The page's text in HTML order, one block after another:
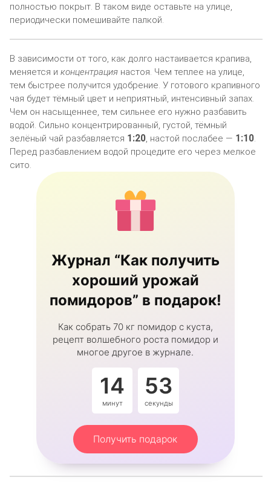
полностью покрыт. В таком виде оставьте на улице,
периодически помешивайте палкой.
В зависимости от того, как долго настаивается крапива,
меняется и концентрация настоя. Чем теплее на улице,
тем быстрее получится удобрение. У готового крапивного
чая будет тёмный цвет и неприятный, интенсивный запах.
Чем он насыщеннее, тем сильнее его нужно разбавить
водой. Сильно концентрированный, густой, тёмный
зелёный чай разбавляется 1:20 , настой послабее — 1:10
Перед разбавлением водой процедите его через мелкое
сито.
Журнал “Как получить
хороший урожай
помидоров” в подарок!
Как собрать 70 кг помидор с куста,
рецепт волшебного роста помидор и
многое другое в журнале.
14
минут
53
секунды
Получить подарок